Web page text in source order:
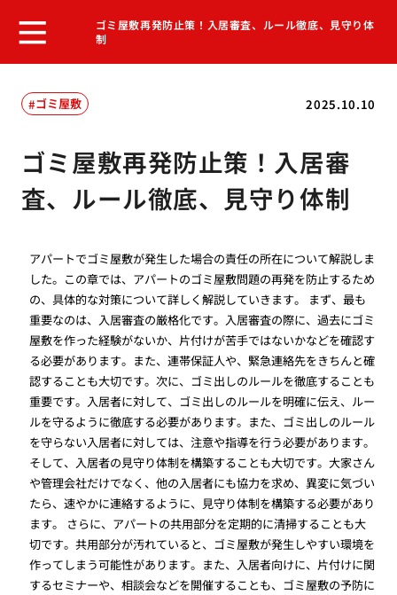
ゴミ屋敷再発防止策！入居審査、ルール徹底、見守り体
制
2025.10.10
ゴミ屋敷
ゴミ屋敷再発防止策！入居審
査、ルール徹底、見守り体制
アパートでゴミ屋敷が発生した場合の責任の所在について解説しま
した。この章では、アパートのゴミ屋敷問題の再発を防止するため
の、具体的な対策について詳しく解説していきます。 まず、最も
重要なのは、入居審査の厳格化です。入居審査の際に、過去にゴミ
屋敷を作った経験がないか、片付けが苦手ではないかなどを確認す
る必要があります。また、連帯保証人や、緊急連絡先をきちんと確
認することも大切です。次に、ゴミ出しのルールを徹底することも
重要です。入居者に対して、ゴミ出しのルールを明確に伝え、ルー
ルを守るように徹底する必要があります。また、ゴミ出しのルール
を守らない入居者に対しては、注意や指導を行う必要があります。
そして、入居者の見守り体制を構築することも大切です。大家さん
や管理会社だけでなく、他の入居者にも協力を求め、異変に気づい
たら、速やかに連絡するように、見守り体制を構築する必要があり
ます。 さらに、アパートの共用部分を定期的に清掃することも大
切です。共用部分が汚れていると、ゴミ屋敷が発生しやすい環境を
作ってしまう可能性があります。また、入居者向けに、片付けに関
するセミナーや、相談会などを開催することも、ゴミ屋敷の予防に